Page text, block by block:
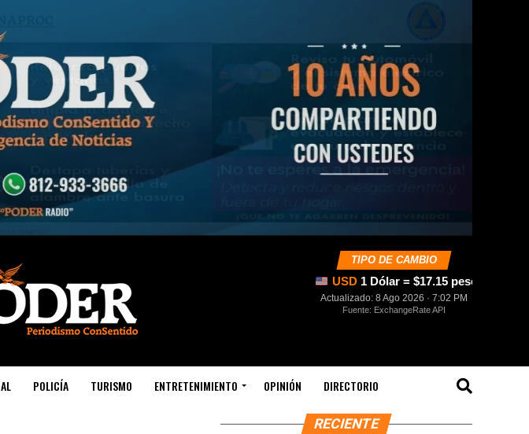
TIPO DE CAMBIO
USD 1 Dólar = $17.15 pesos
Actualizado: 8 Ago 2026 · 7:02 PM
Fuente: ExchangeRate API
POLICÍA TURISMO ENTRETENIMIENTO OPINIÓN DIRECTORIO
RECIENTE